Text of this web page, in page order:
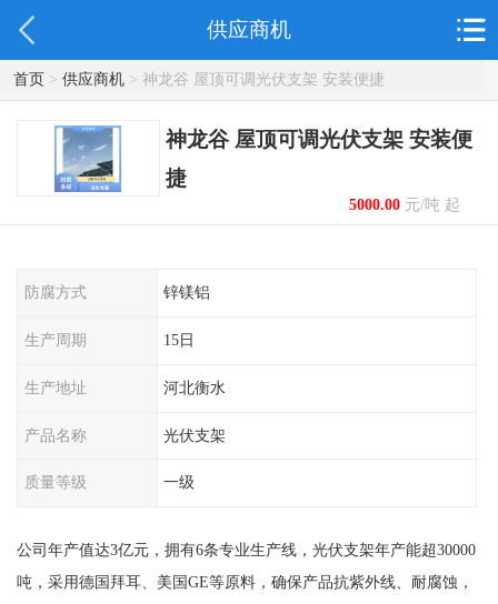
供应商机
首页> 供应商机> 神龙谷 屋顶可调光伏支架 安装便捷
神龙谷 屋顶可调光伏支架 安装便
捷
5000.00元/吨 起
防腐方式 锌镁铝
生产周期 15日
生产地址 河北衡水
产品名称 光伏支架
质量等级 一级
公司年产值达3亿元，拥有6条专业生产线，光伏支架年产能超30000
吨，采用德国拜耳、美国GE等原料，确保产品抗紫外线、耐腐蚀，